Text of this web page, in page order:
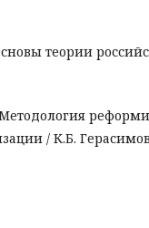
теории
/ К.Б.